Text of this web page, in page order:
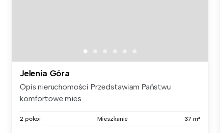
Jelenia Góra
Opis nieruchomości Przedstawiam Państwu
komfortowe mies...
2 pokoi Mieszkanie 37 m²